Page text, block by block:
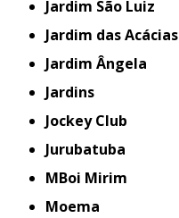
Jardim São Luiz
Jardim das Acácias
Jardim Ângela
Jardins
Jockey Club
Jurubatuba
MBoi Mirim
Moema